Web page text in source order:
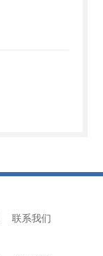
联系我们